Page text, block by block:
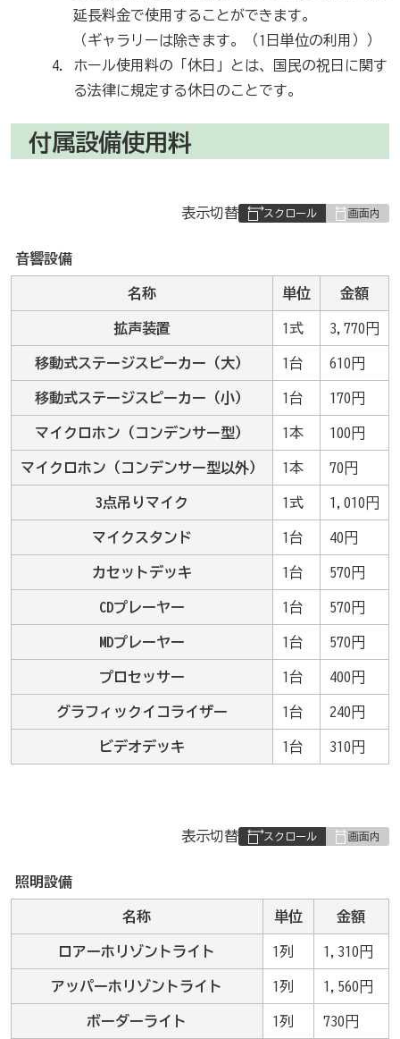
延長料金で使用することができます。
（ギャラリーは除きます。（1日単位の利用））
ホール使用料の「休日」とは、国民の祝日に関す
る法律に規定する休日のことです。
付属設備使用料
表
の
表示切替
音響設備
名称 単位 金額
拡声装置 1式 3,770円
移動式ステージスピーカー（大） 1台 610円
移動式ステージスピーカー（小） 1台 170円
マイクロホン（コンデンサー型） 1本 100円
マイクロホン（コンデンサー型以外） 1本 70円
3点吊りマイク 1式 1,010円
マイクスタンド 1台 40円
カセットデッキ 1台 570円
CDプレーヤー 1台 570円
MDプレーヤー 1台 570円
プロセッサー 1台 400円
グラフィックイコライザー 1台 240円
ビデオデッキ 1台 310円
表
の
表示切替
照明設備
名称 単位 金額
ロアーホリゾントライト 1列 1,310円
アッパーホリゾントライト 1列 1,560円
ボーダーライト 1列 730円